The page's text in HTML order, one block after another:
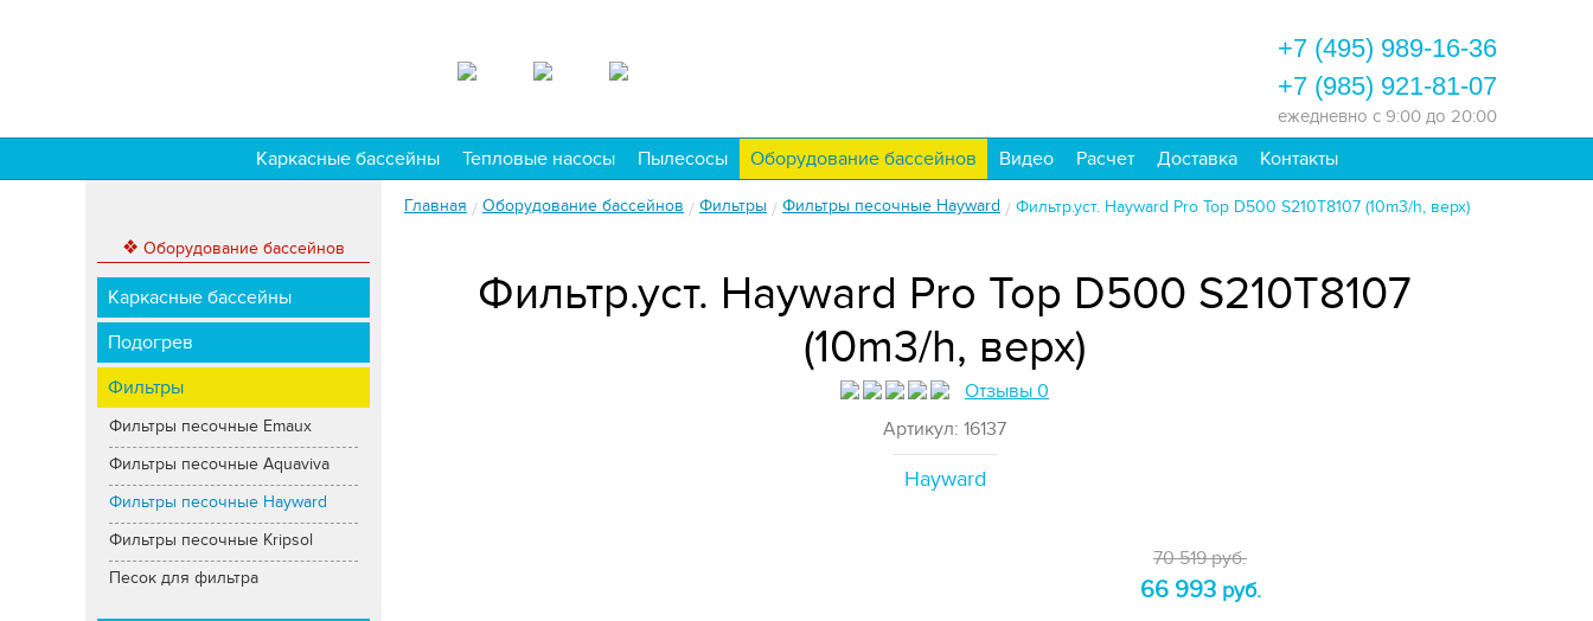
+7 (495) 989-16-36
+7 (985) 921-81-07
ежедневно с 9:00 до 20:00
Каркасные бассейны Тепловые насосы Пылесосы Оборудование бассейнов Видео Расчет Доставка Контакты
❖ Оборудование бассейнов
Каркасные бассейны
Подогрев
Фильтры
Фильтры песочные Emaux
Фильтры песочные Aquaviva
Фильтры песочные Hayward
Фильтры песочные Kripsol
Песок для фильтра
Главная / Оборудование бассейнов / Фильтры / Фильтры песочные Hayward / Фильтр.уст. Hayward Pro Top D500 S210T8107 (10m3/h, верх)
Фильтр.уст. Hayward Pro Top D500 S210T8107
(10m3/h, верх)
Отзывы 0
Артикул: 16137
Hayward
70 519 руб.
66 993руб.